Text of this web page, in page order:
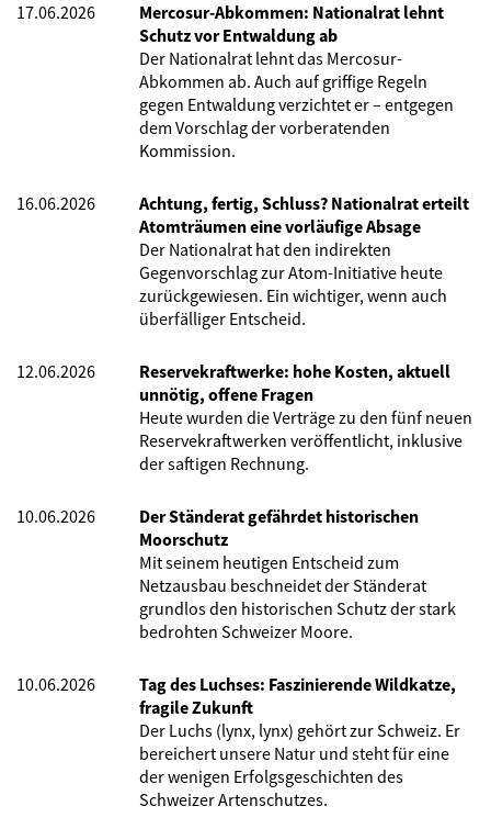
17.06.2026
Mercosur-Abkommen: Nationalrat lehnt
Schutz vor Entwaldung ab
Der Nationalrat lehnt das Mercosur-
Abkommen ab. Auch auf griffige Regeln
gegen Entwaldung verzichtet er – entgegen
dem Vorschlag der vorberatenden
Kommission.
16.06.2026
Achtung, fertig, Schluss? Nationalrat erteilt
Atomträumen eine vorläufige Absage
Der Nationalrat hat den indirekten
Gegenvorschlag zur Atom-Initiative heute
zurückgewiesen. Ein wichtiger, wenn auch
überfälliger Entscheid.
12.06.2026
Reservekraftwerke: hohe Kosten, aktuell
unnötig, offene Fragen
Heute wurden die Verträge zu den fünf neuen
Reservekraftwerken veröffentlicht, inklusive
der saftigen Rechnung.
10.06.2026
Der Ständerat gefährdet historischen
Moorschutz
Mit seinem heutigen Entscheid zum
Netzausbau beschneidet der Ständerat
grundlos den historischen Schutz der stark
bedrohten Schweizer Moore.
10.06.2026
Tag des Luchses: Faszinierende Wildkatze,
fragile Zukunft
Der Luchs (lynx, lynx) gehört zur Schweiz. Er
bereichert unsere Natur und steht für eine
der wenigen Erfolgsgeschichten des
Schweizer Artenschutzes.